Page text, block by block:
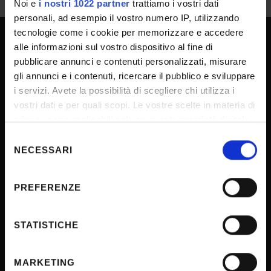
Noi e i nostri 1022 partner trattiamo i vostri dati
personali, ad esempio il vostro numero IP, utilizzando
tecnologie come i cookie per memorizzare e accedere
alle informazioni sul vostro dispositivo al fine di
pubblicare annunci e contenuti personalizzati, misurare
gli annunci e i contenuti, ricercare il pubblico e sviluppare
i servizi. Avete la possibilità di scegliere chi utilizza i
vostri dati e per quali scopi. Le vostre scelte in materia di
privacy sono applicabili solo su questa proprietà digitale
modificare o revocare il proprio consenso in qualsiasi
momento dalla Dichiarazione sui cookie o facendo clic
raccogliere informazioni sulla tua posizione
geografica, con un'approssimazione di qualche
Identificare il tuo dispositivo, scansionandolo
delNECESSARI
PREFERENZE
STATISTICHE
MARKETING
UNIVERSITY SERVICES
Transparency
Official University Register
Sponsorizzazioni e donazioni